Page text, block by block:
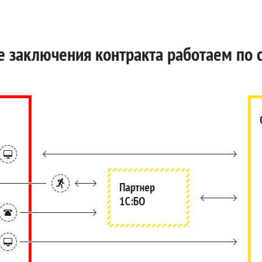
заключения контракта работаем по